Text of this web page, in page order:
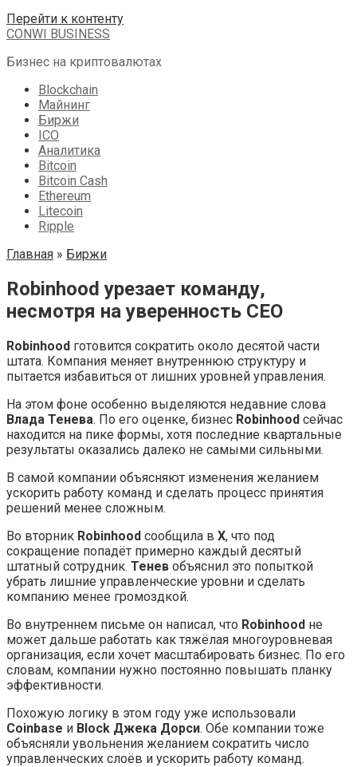
Перейти к контенту
CONWI BUSINESS
Бизнес на криптовалютах
Blockchain
Майнинг
Биржи
ICO
Аналитика
Bitcoin
Bitcoin Cash
Ethereum
Litecoin
Ripple
Главная » Биржи
Robinhood урезает команду,
несмотря на уверенность CEO
Robinhood готовится сократить около десятой части
штата. Компания меняет внутреннюю структуру и
пытается избавиться от лишних уровней управления.
На этом фоне особенно выделяются недавние слова
Влада Тенева. По его оценке, бизнес Robinhood сейчас
находится на пике формы, хотя последние квартальные
результаты оказались далеко не самыми сильными.
В самой компании объясняют изменения желанием
ускорить работу команд и сделать процесс принятия
решений менее сложным.
Во вторник Robinhood сообщила в X, что под
сокращение попадёт примерно каждый десятый
штатный сотрудник. Тенев объяснил это попыткой
убрать лишние управленческие уровни и сделать
компанию менее громоздкой.
Во внутреннем письме он написал, что Robinhood не
может дальше работать как тяжёлая многоуровневая
организация, если хочет масштабировать бизнес. По его
словам, компании нужно постоянно повышать планку
эффективности.
Похожую логику в этом году уже использовали
Coinbase и Block Джека Дорси. Обе компании тоже
объясняли увольнения желанием сократить число
управленческих слоёв и ускорить работу команд.